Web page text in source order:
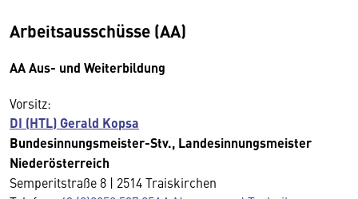
Arbeitsausschüsse (AA)
AA Aus- und Weiterbildung
Vorsitz:
DI (HTL) Gerald Kopsa
Bundesinnungsmeister-Stv., Landesinnungsmeister
Niederösterreich
Semperitstraße 8 | 2514 Traiskirchen